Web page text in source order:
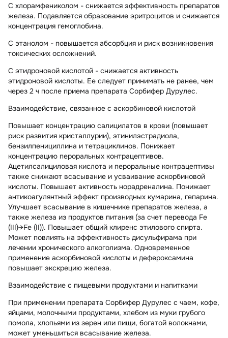
С хлорамфениколом - снижается эффективность препаратов
железа. Подавляется образование эритроцитов и снижается
концентрация гемоглобина.
С этанолом - повышается абсорбция и риск возникновения
токсических осложнений.
С этидроновой кислотой - снижается активность
этидроновой кислоты. Ее следует принимать не ранее, чем
через 2 ч после приема препарата Сорбифер Дурулес.
Взаимодействие, связанное с аскорбиновой кислотой
Повышает концентрацию салицилатов в крови (повышает
риск развития кристаллурии), этинилэстрадиола,
бензилпенициллина и тетрациклинов. Понижает
концентрацию пероральных контрацептивов.
Ацетилсалициловая кислота и пероральные контрацептивы
также снижают всасывание и усваивание аскорбиновой
кислоты. Повышает активность норадреналина. Понижает
антикоагулянтный эффект производных кумарина, гепарина.
Улучшает всасывание в кишечнике препаратов железа, а
также железа из продуктов питания (за счет перевода Fe
(III)→Fe (II)). Повышает общий клиренс этилового спирта.
Может повлиять на эффективность дисульфирама при
лечении хронического алкоголизма. Одновременное
применение аскорбиновой кислоты и дефероксамина
повышает экскрецию железа.
Взаимодействие с пищевыми продуктами и напитками
При применении препарата Сорбифер Дурулес с чаем, кофе,
яйцами, молочными продуктами, хлебом из муки грубого
помола, хлопьями из зерен или пищи, богатой волокнами,
может уменьшиться всасывание железа.